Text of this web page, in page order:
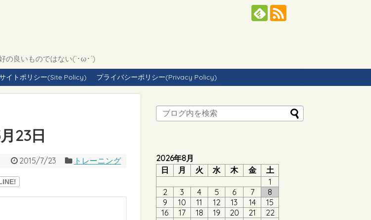
の良いものではない(`･ω･´)
イトポリシー(Site Policy) プライバシーポリシー(Privacy Policy)
23日
2015/7/23 トレーニング
2026年8月
日
月 火 水 木 金
土
1
2
3 4 5 6 7
8
9
10 11 12 13 14
15
16
17 18 19 20 21
22